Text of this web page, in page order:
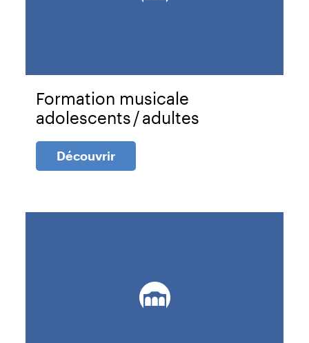
Formation musicale
adolescents / adultes
Découvrir